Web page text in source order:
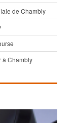
de Chambly
à Chambly